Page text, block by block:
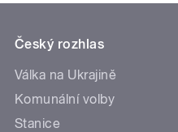
Český rozhlas
Válka na Ukrajině
Komunální volby
Stanice